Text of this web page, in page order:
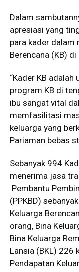
Dalam
apresiasi yang
para kader dalam
Berencana (KB)
“Kader KB
program KB di
ibu sangat vital
memfasilitasi
keluarga yang
Pariaman bebas
Sebanyak 994
menerima jasa
Pembantu
(PPKBD)
Keluarga
orang, Bina
Bina Keluarga
Lansia (BKL) 226
Pendapatan